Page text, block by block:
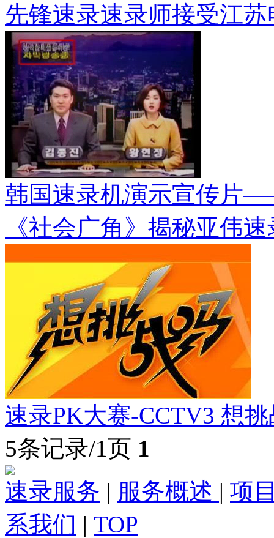
先锋速录速录师接受江
韩国速录机演示宣传片
《社会广角》揭秘亚伟
速录PK大赛-CCTV3 想
5条记录/1页 1
速录服务 | 服务概述 | 项
系我们 | TOP